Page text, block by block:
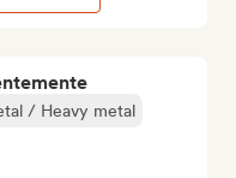
/ Heavy metal